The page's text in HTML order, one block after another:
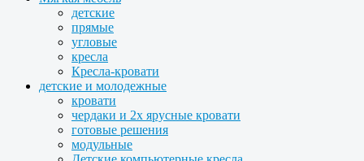
детские
прямые
угловые
кресла
Кресла-кровати
детские и молодежные
кровати
чердаки и 2х ярусные кровати
готовые решения
модульные